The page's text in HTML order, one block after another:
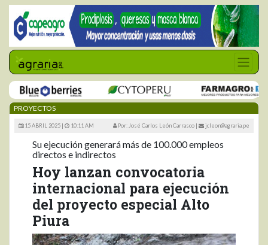
PROYECTOS
15 ABRIL 2025 | 10:11 AM Por: José Carlos León Carrasco | jcleon@agraria.pe
Su ejecución generará más de 100.000 empleos
directos e indirectos
Hoy lanzan convocatoria
internacional para ejecución
del proyecto especial Alto
Piura